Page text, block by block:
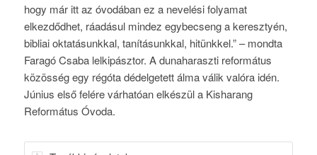
hogy már itt az óvodában ez a nevelési folyamat
elkezdődhet, ráadásul mindez egybecseng a keresztyén,
bibliai oktatásunkkal, tanításunkkal, hitünkkel.” – mondta
Faragó Csaba lelkipásztor. A dunaharaszti református
közösség egy régóta dédelgetett álma válik valóra idén.
Június első felére várhatóan elkészül a Kisharang
Református Óvoda.